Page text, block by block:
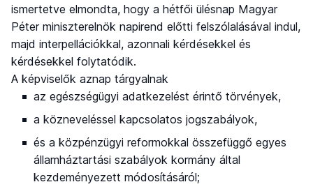
ismertetve elmondta, hogy a hétfői ülésnap Magyar
Péter miniszterelnök napirend előtti felszólalásával indul,
majd interpellációkkal, azonnali kérdésekkel és
kérdésekkel folytatódik.
A képviselők aznap tárgyalnak
az egészségügyi adatkezelést érintő törvények,
a közneveléssel kapcsolatos jogszabályok,
és a közpénzügyi reformokkal összefüggő egyes
államháztartási szabályok kormány által
kezdeményezett módosításáról;